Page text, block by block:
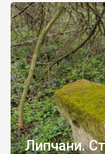
Липчани.